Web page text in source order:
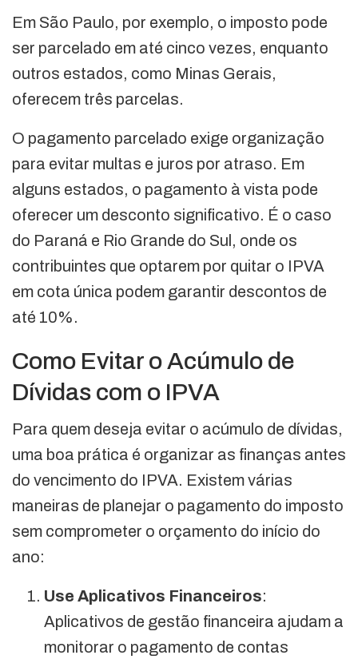
Em São Paulo, por exemplo, o imposto pode
ser parcelado em até cinco vezes, enquanto
outros estados, como Minas Gerais,
oferecem três parcelas.
O pagamento parcelado exige organização
para evitar multas e juros por atraso. Em
alguns estados, o pagamento à vista pode
oferecer um desconto significativo. É o caso
do Paraná e Rio Grande do Sul, onde os
contribuintes que optarem por quitar o IPVA
em cota única podem garantir descontos de
até 10%.
Como Evitar o Acúmulo de
Dívidas com o IPVA
Para quem deseja evitar o acúmulo de dívidas,
uma boa prática é organizar as finanças antes
do vencimento do IPVA. Existem várias
maneiras de planejar o pagamento do imposto
sem comprometer o orçamento do início do
ano:
Use Aplicativos Financeiros:
Aplicativos de gestão financeira ajudam a
monitorar o pagamento de contas